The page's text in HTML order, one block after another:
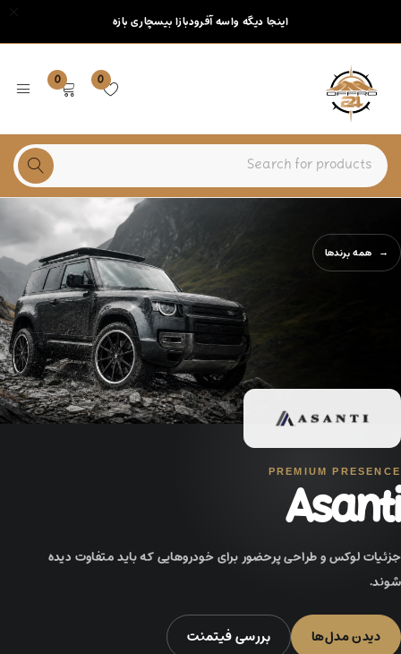
اینجا دیگه واسه آفرودبازا بیسچاری بازه
0
0
همه برندها
PREMIUM PRESENCE
Asanti
جزئیات لوکس و طراحی پرحضور برای خودروهایی که باید متفاوت دیده
شوند.
دیدن مدل‌ها بررسی فیتمنت